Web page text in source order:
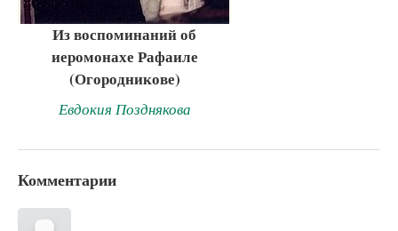
Из воспоминаний об
иеромонахе Рафаиле
(Огородникове)
Евдокия Позднякова
Комментарии